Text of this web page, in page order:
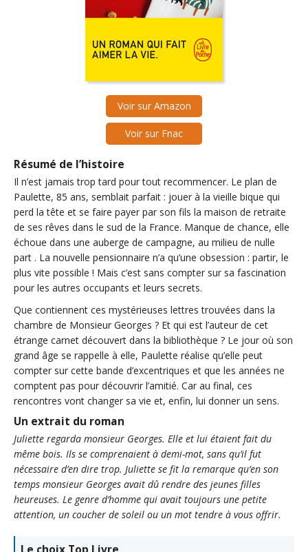
Voir sur Amazon
Voir sur Fnac
Résumé de l’histoire
Il n’est jamais trop tard pour tout recommencer. Le plan de
Paulette, 85 ans, semblait parfait : jouer à la vieille bique qui
perd la tête et se faire payer par son fils la maison de retraite
de ses rêves dans le sud de la France. Manque de chance, elle
échoue dans une auberge de campagne, au milieu de nulle
part . La nouvelle pensionnaire n’a qu’une obsession : partir, le
plus vite possible ! Mais c’est sans compter sur sa fascination
pour les autres occupants et leurs secrets.
Que contiennent ces mystérieuses lettres trouvées dans la
chambre de Monsieur Georges ? Et qui est l’auteur de cet
étrange carnet découvert dans la bibliothèque ? Le jour où son
grand âge se rappelle à elle, Paulette réalise qu’elle peut
compter sur cette bande d’excentriques et que les années ne
comptent pas pour découvrir l’amitié. Car au final, ces
rencontres vont changer sa vie et, enfin, lui donner un sens.
Un extrait du roman
Juliette regarda monsieur Georges. Elle et lui étaient fait du
même bois. Ils se comprenaient à demi-mot, sans qu’il fut
nécessaire d’en dire trop. Juliette se fit la remarque qu’en son
temps monsieur Georges avait dû rendre des jeunes filles
heureuses. Le genre d’homme qui avait toujours une petite
attention, un coucher de soleil ou un mot tendre à vous offrir.